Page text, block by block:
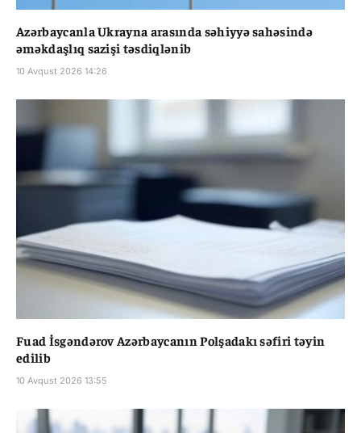
Azərbaycanla Ukrayna arasında səhiyyə sahəsində
əməkdaşlıq sazişi təsdiqlənib
10 Avqust 2026 14:26
Fuad İsgəndərov Azərbaycanın Polşadakı səfiri təyin
edilib
10 Avqust 2026 13:55